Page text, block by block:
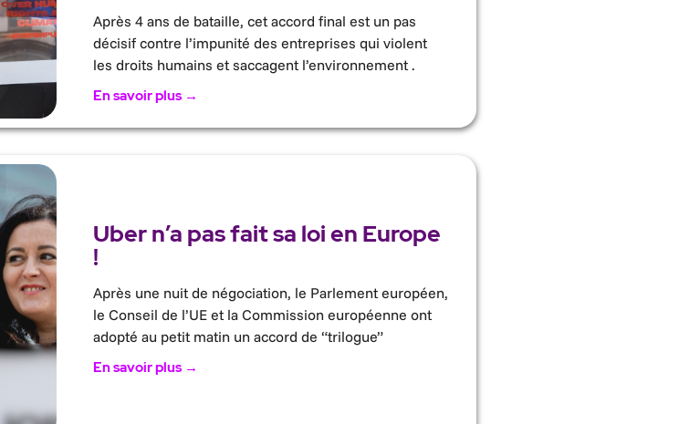
Après 4 ans de bataille, cet accord final est un pas
décisif contre l’impunité des entreprises qui violent
les droits humains et saccagent l’environnement .
En savoir plus →
Uber n’a pas fait sa loi en Europe
!
Après une nuit de négociation, le Parlement européen,
le Conseil de l’UE et la Commission européenne ont
adopté au petit matin un accord de “trilogue”
En savoir plus →